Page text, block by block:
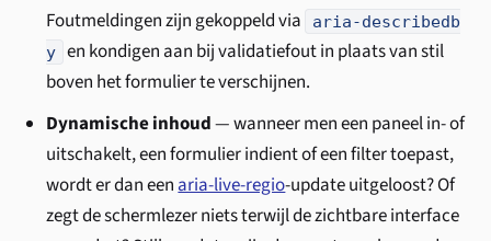
Foutmeldingen zijn gekoppeld via
aria-describedb
y en kondigen aan bij validatiefout in plaats van stil
boven het formulier te verschijnen.
Dynamische inhoud— wanneer men een paneel in- of
uitschakelt, een formulier indient of een filter toepast,
wordt er dan een aria-live-regio-update uitgeloost? Of
zegt de schermlezer niets terwijl de zichtbare interface